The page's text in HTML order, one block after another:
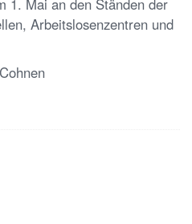
Arbeitslosenzentren und